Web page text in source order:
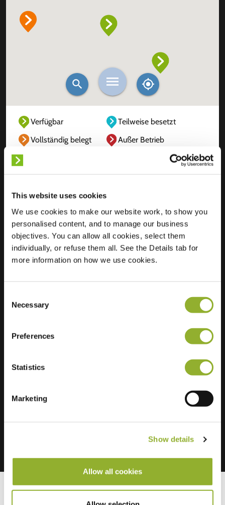
This website uses cookies
We use cookies to make our website work, to show you
personalised content, and to manage our business
objectives. You can allow all cookies, select them
individually, or refuse them all. See the Details tab for
more information on how we use cookies.
Selection
Necessary
Preferences
Statistics
Marketing
Show details
Allow all cookies
Verfügbar
Teilweise besetzt
Vollständig belegt
Außer Betrieb
Standort
Blokkenweg 22
6717 AC Ede
Niederlande